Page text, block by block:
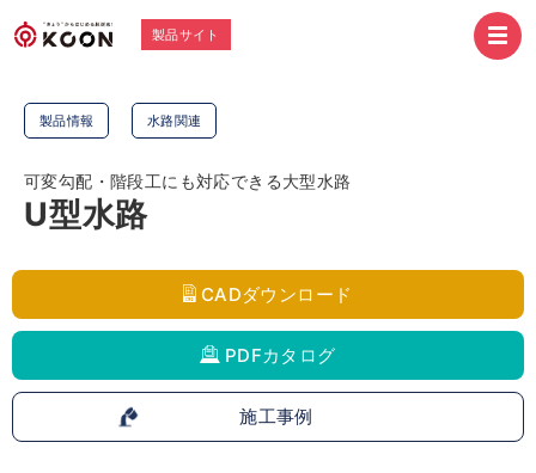
製品サイト
製品情報 水路関連
可変勾配・階段工にも対応できる大型水路
U型水路
CADダウンロード
PDFカタログ
施工事例